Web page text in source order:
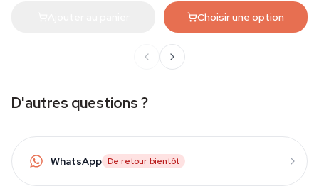
Choisir une option
D'autres questions ?
WhatsApp De retour bientôt